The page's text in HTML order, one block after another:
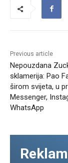
Previous article
Nepouzdana
sklamerija: Pao
širom svijeta, u
Messenger,
WhatsApp